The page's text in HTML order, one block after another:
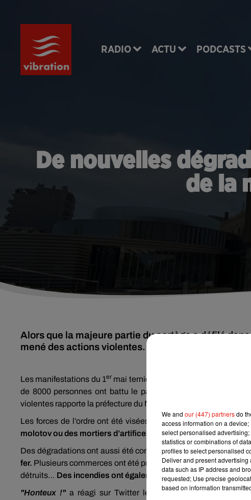
RADIO ACTU PODCASTS
De nouvelles
de la
Alors que la majeure partie du cortège a défilé
mené des actions violentes. La mairie d’Angers a
Les manifestations du 1er mai ternies par des tensions et des
de 8000 personnes ont battu le pavé selon la police,
violentes rapporte la préfecture du Maine-et-Loire.
Les forces de l’ordre ont été visées
par des jets de
molotov ou des mortiers d’artifices.
Des dégradations ont aussi été commises à l’imagedes portes
fer. Plusieurs commerces ont été pris pour cibles ainsi que du
détruits… Des incendies ont également été allumés.
"Honteux !" a réagi sur Twitter le maire Jean-Marc
We and our (447) partnersdo
access information on a
select personalised
statistics or combinations of
profiles to select personalised
Deliver and present
data such as IP address and
requested; Use precise
based on information